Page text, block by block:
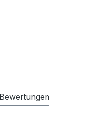
Bewertungen